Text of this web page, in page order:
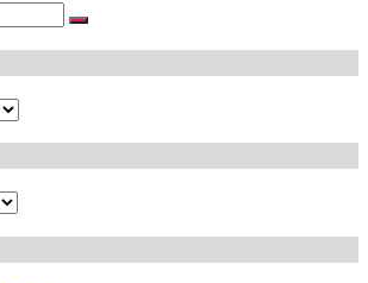
SEARCH